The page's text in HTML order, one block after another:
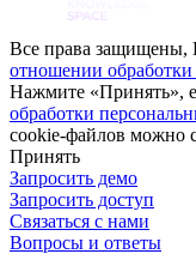
Все права защищены,
отношении
Нажмите «Принять»,
обработки
cookie-файлов можно
Принять
Запросить демо
Запросить доступ
Связаться с нами
Вопросы и ответы